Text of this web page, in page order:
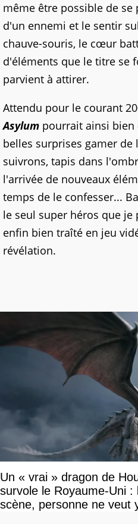
même être possible de
d'un ennemi et le sentir
chauve-souris, le cœur
d'éléments que le titre se
parvient à attirer.
Attendu pour le courant
Asylum pourrait ainsi
belles surprises gamer de
suivrons, tapis dans
l'arrivée de nouveaux
temps de le confesser...
le seul super héros que
enfin bien traîté en jeu
révélation.
Un « vrai » dragon de
survole le Royaume-Uni
scène, personne ne veut